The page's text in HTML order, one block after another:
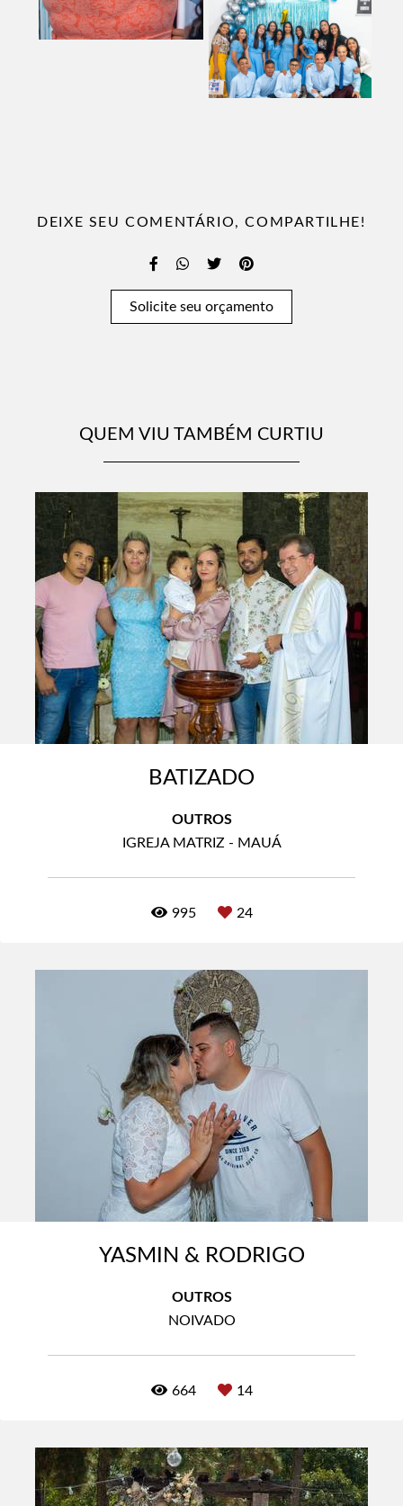
DEIXE SEU COMENTÁRIO, COMPARTILHE!
Solicite seu orçamento
QUEM VIU TAMBÉM CURTIU
BATIZADO
OUTROS
IGREJA MATRIZ - MAUÁ
995 24
YASMIN & RODRIGO
OUTROS
NOIVADO
664 14